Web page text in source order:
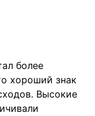
более
хороший знак
Высокие